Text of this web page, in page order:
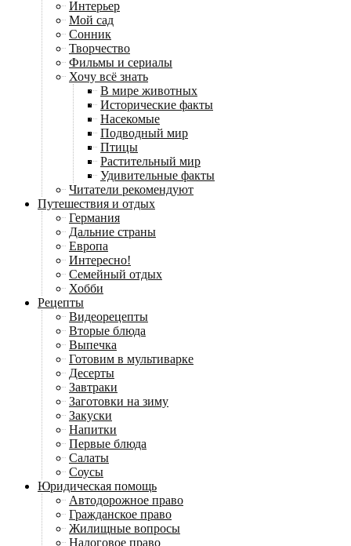
Интерьер
Мой сад
Сонник
Творчество
Фильмы и сериалы
Хочу всё знать
В мире животных
Исторические факты
Насекомые
Подводный мир
Птицы
Растительный мир
Удивительные факты
Читатели рекомендуют
Путешествия и отдых
Германия
Дальние страны
Европа
Интересно!
Семейный отдых
Хобби
Рецепты
Видеорецепты
Вторые блюда
Выпечка
Готовим в мультиварке
Десерты
Завтраки
Заготовки на зиму
Закуски
Напитки
Первые блюда
Салаты
Соусы
Юридическая помощь
Автодорожное право
Гражданское право
Жилищные вопросы
Налоговое право